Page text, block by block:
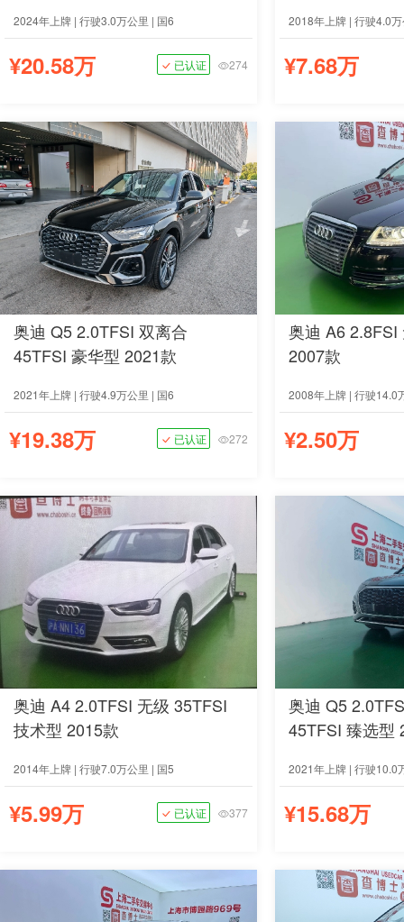
2024年上牌 | 行驶3.0万公里 | 国6
¥20.58万 已认证 274
2018年上牌 | 行驶4.0
¥7.68万
奥迪 Q5 2.0TFSI 双离合
45TFSI 豪华型 2021款
2021年上牌 | 行驶4.9万公里 | 国6
¥19.38万 已认证 272
奥迪 A6 2.8FSI
2007款
2008年上牌 | 行驶14.0
¥2.50万
奥迪 A4 2.0TFSI 无级 35TFSI
技术型 2015款
2014年上牌 | 行驶7.0万公里 | 国5
¥5.99万 已认证 377
奥迪 Q5
45TFSI 臻选型
2021年上牌 | 行驶10.0
¥15.68万